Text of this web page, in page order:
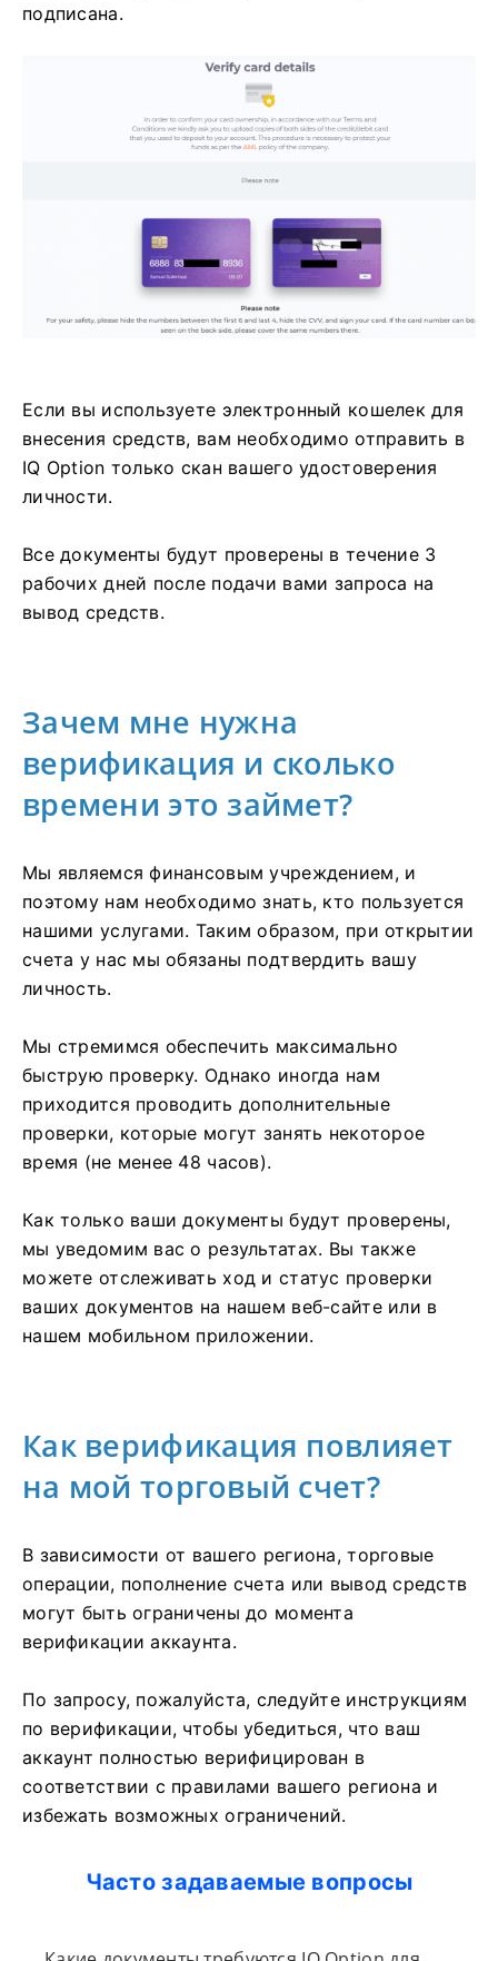
подписана.
Если вы используете электронный кошелек для
внесения средств, вам необходимо отправить в
IQ Option только скан вашего удостоверения
личности.
Все документы будут проверены в течение 3
рабочих дней после подачи вами запроса на
вывод средств.
Зачем мне нужна
верификация и сколько
времени это займет?
Мы являемся финансовым учреждением, и
поэтому нам необходимо знать, кто пользуется
нашими услугами. Таким образом, при открытии
счета у нас мы обязаны подтвердить вашу
личность.
Мы стремимся обеспечить максимально
быструю проверку. Однако иногда нам
приходится проводить дополнительные
проверки, которые могут занять некоторое
время (не менее 48 часов).
Как только ваши документы будут проверены,
мы уведомим вас о результатах. Вы также
можете отслеживать ход и статус проверки
ваших документов на нашем веб-сайте или в
нашем мобильном приложении.
Как верификация повлияет
на мой торговый счет?
В зависимости от вашего региона, торговые
операции, пополнение счета или вывод средств
могут быть ограничены до момента
верификации аккаунта.
По запросу, пожалуйста, следуйте инструкциям
по верификации, чтобы убедиться, что ваш
аккаунт полностью верифицирован в
соответствии с правилами вашего региона и
избежать возможных ограничений.
Часто задаваемые вопросы